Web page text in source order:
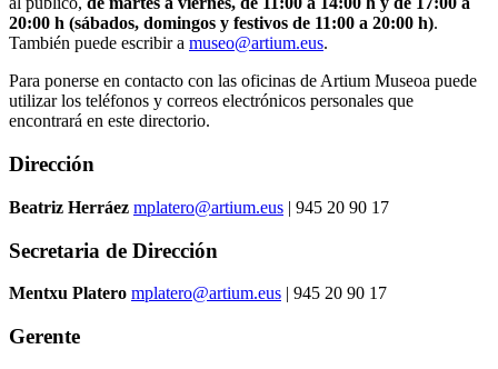
20:00 h (sábados, domingos y festivos de 11:00 a 20:00 h).
También puede escribir a museo@artium.eus.
Para ponerse en contacto con las oficinas de Artium Museoa puede
utilizar los teléfonos y correos electrónicos personales que
encontrará en este directorio.
Dirección
Beatriz Herráez mplatero@artium.eus | 945 20 90 17
Secretaria de Dirección
Mentxu Platero mplatero@artium.eus | 945 20 90 17
Gerente